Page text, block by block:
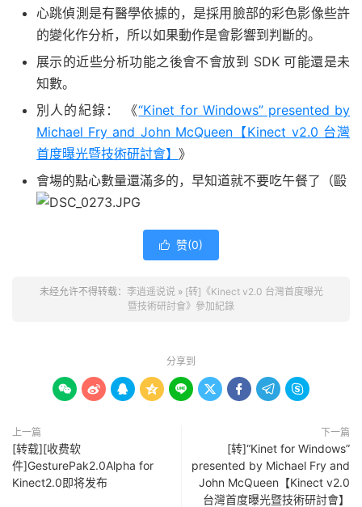
心跳偵測是有醫學依據的，是採用臉部的彩色影像些許
的變化作分析，所以如果動作是會影響到判斷的。
展示的近些分析功能之後會不會放到 SDK 可能還是未
知數。
別人的紀錄： 《“Kinet for Windows” presented by
Michael Fry and John McQueen【Kinect v2.0 台灣
首度曝光暨技術研討會】 》
會場的點心數量還滿多的，早知道就不要吃午餐了（毆
 赞(0)
未经允许不得转载： 李逍遥说说» [转]《Kinect v2.0 台灣首度曝光
暨技術研​討會》參加紀錄
分享到
        
上一篇
[转载][收费软
件]GesturePak2.0Alpha for
Kinect2.0即将发布
下一篇
[转]“Kinet for Windows”
presented by Michael Fry and
John McQueen【Kinect v2.0
台灣首度曝光暨技術研討會】